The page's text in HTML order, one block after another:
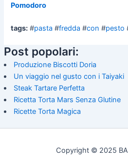
Pomodoro
tags: #pasta #fredda #con #pesto
Post popolari:
Produzione Biscotti Doria
Un viaggio nel gusto con i Taiyaki
Steak Tartare Perfetta
Ricetta Torta Mars Senza Glutine
Ricette Torta Magica
Copyright © 2025